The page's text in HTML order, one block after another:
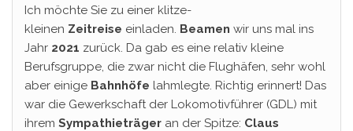
Ich möchte Sie zu einer klitze-
kleinen Zeitreise einladen. Beamen wir uns mal ins
Jahr 2021 zurück. Da gab es eine relativ kleine
Berufsgruppe, die zwar nicht die Flughäfen, sehr wohl
aber einige Bahnhöfe lahmlegte. Richtig erinnert! Das
war die Gewerkschaft der Lokomotivführer (GDL) mit
ihrem Sympathieträger an der Spitze: Claus